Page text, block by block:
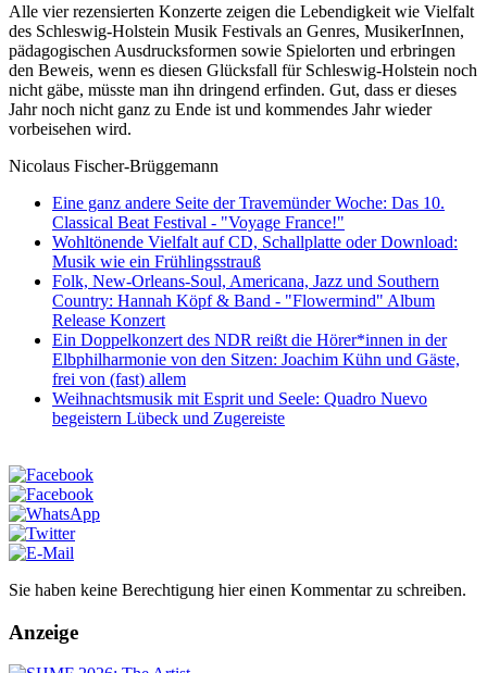
Alle vier rezensierten Konzerte zeigen die Lebendigkeit wie Vielfalt
des Schleswig-Holstein Musik Festivals an Genres, MusikerInnen,
pädagogischen Ausdrucksformen sowie Spielorten und erbringen
den Beweis, wenn es diesen Glücksfall für Schleswig-Holstein noch
nicht gäbe, müsste man ihn dringend erfinden. Gut, dass er dieses
Jahr noch nicht ganz zu Ende ist und kommendes Jahr wieder
vorbeisehen wird.
Nicolaus Fischer-Brüggemann
Eine ganz andere Seite der Travemünder Woche: Das 10.
Classical Beat Festival - "Voyage France!"
Wohltönende Vielfalt auf CD, Schallplatte oder Download:
Musik wie ein Frühlingsstrauß
Folk, New-Orleans-Soul, Americana, Jazz und Southern
Country: Hannah Köpf & Band - "Flowermind" Album
Release Konzert
Ein Doppelkonzert des NDR reißt die Hörer*innen in der
Elbphilharmonie von den Sitzen: Joachim Kühn und Gäste,
frei von (fast) allem
Weihnachtsmusik mit Esprit und Seele: Quadro Nuevo
begeistern Lübeck und Zugereiste
Sie haben keine Berechtigung hier einen Kommentar zu schreiben.
Anzeige